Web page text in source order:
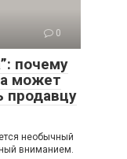
0
почему
может
продавцу
необычный
вниманием.